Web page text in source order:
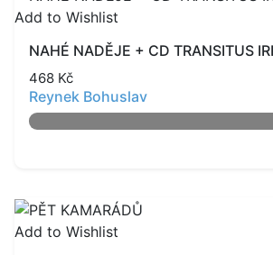
Add to Wishlist
NAHÉ NADĚJE + CD TRANSITUS
468 Kč
Reynek Bohuslav
Add to Wishlist